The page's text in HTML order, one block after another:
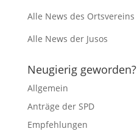
Alle News des Ortsvereins
Alle News der Jusos
Neugierig geworden?
Allgemein
Anträge der SPD
Empfehlungen